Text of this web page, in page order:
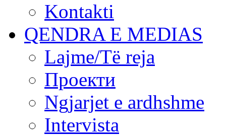
Kontakti
QENDRA E MEDIAS
Lajme/Të reja
Проекти
Ngjarjet e ardhshme
Intervista